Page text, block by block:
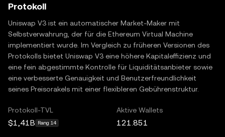
Protokoll
Uniswap V3 ist ein automatischer Market-Maker mit
Selbstverwahrung, der für die Ethereum Virtual Machine
implementiert wurde. Im Vergleich zu früheren Versionen des
Protokolls bietet Uniswap V3 eine höhere Kapitaleffizienz und
eine fein abgestimmte Kontrolle für Liquiditätsanbieter sowie
eine verbesserte Genauigkeit und Benutzerfreundlichkeit
seines Preisorakels mit einer flexibleren Gebührenstruktur.
Protokoll-TVL
$1,41B Rang 14
Aktive Wallets
121.851